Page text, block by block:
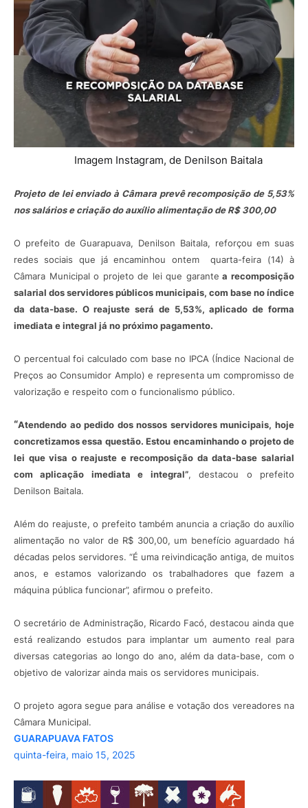
Imagem Instagram, de Denilson Baitala
Projeto de lei enviado à Câmara prevê recomposição de 5,53%
nos salários e criação do auxílio alimentação de R$ 300,00
O prefeito de Guarapuava, Denilson Baitala, reforçou em suas
redes sociais que já encaminhou ontem quarta-feira (14) à
Câmara Municipal o projeto de lei que garante a recomposição
salarial dos servidores públicos municipais, com base no índice
da data-base. O reajuste será de 5,53%, aplicado de forma
imediata e integral já no próximo pagamento.
O percentual foi calculado com base no IPCA (Índice Nacional de
Preços ao Consumidor Amplo) e representa um compromisso de
valorização e respeito com o funcionalismo público.
“Atendendo ao pedido dos nossos servidores municipais, hoje
concretizamos essa questão. Estou encaminhando o projeto de
lei que visa o reajuste e recomposição da data-base salarial
com aplicação imediata e integral”, destacou o prefeito
Denilson Baitala.
Além do reajuste, o prefeito também anuncia a criação do auxílio
alimentação no valor de R$ 300,00, um benefício aguardado há
décadas pelos servidores. “É uma reivindicação antiga, de muitos
anos, e estamos valorizando os trabalhadores que fazem a
máquina pública funcionar”, afirmou o prefeito.
O secretário de Administração, Ricardo Facó, destacou ainda que
está realizando estudos para implantar um aumento real para
diversas categorias ao longo do ano, além da data-base, com o
objetivo de valorizar ainda mais os servidores municipais.
O projeto agora segue para análise e votação dos vereadores na
Câmara Municipal.
GUARAPUAVA FATOS
quinta-feira, maio 15, 2025